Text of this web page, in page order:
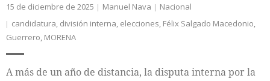
15 de diciembre de 2025 Manuel Nava
Nacional
candidatura, división interna, elecciones, Félix Salgado Macedonio,
Guerrero, MORENA
A más de un año de distancia, la disputa interna por la